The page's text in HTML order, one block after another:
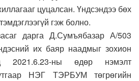
цуцалсан. Үндсэндээ бөх
гэж болно.
дарга Д.Сумъябазар А/503
их баяр наадмыг зохион
2021.6.23-ны өдөр нэмэлт
НЭГ ТЭРБУМ төгрөгийн